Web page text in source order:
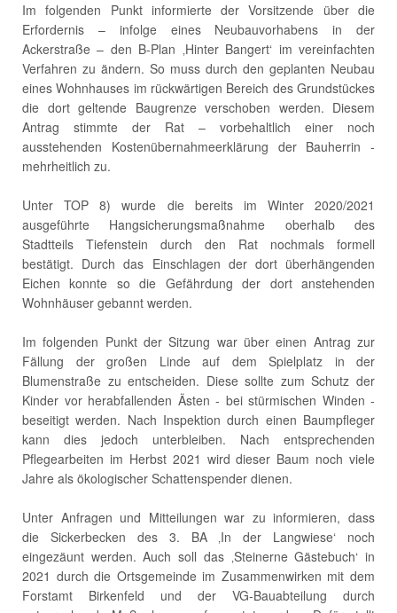
Im folgenden Punkt informierte der Vorsitzende über die
Erfordernis – infolge eines Neubauvorhabens in der
Ackerstraße – den B-Plan ‚Hinter Bangert‘ im vereinfachten
Verfahren zu ändern. So muss durch den geplanten Neubau
eines Wohnhauses im rückwärtigen Bereich des Grundstückes
die dort geltende Baugrenze verschoben werden. Diesem
Antrag stimmte der Rat – vorbehaltlich einer noch
ausstehenden Kostenübernahmeerklärung der Bauherrin -
mehrheitlich zu.
Unter TOP 8) wurde die bereits im Winter 2020/2021
ausgeführte Hangsicherungsmaßnahme oberhalb des
Stadtteils Tiefenstein durch den Rat nochmals formell
bestätigt. Durch das Einschlagen der dort überhängenden
Eichen konnte so die Gefährdung der dort anstehenden
Wohnhäuser gebannt werden.
Im folgenden Punkt der Sitzung war über einen Antrag zur
Fällung der großen Linde auf dem Spielplatz in der
Blumenstraße zu entscheiden. Diese sollte zum Schutz der
Kinder vor herabfallenden Ästen - bei stürmischen Winden -
beseitigt werden. Nach Inspektion durch einen Baumpfleger
kann dies jedoch unterbleiben. Nach entsprechenden
Pflegearbeiten im Herbst 2021 wird dieser Baum noch viele
Jahre als ökologischer Schattenspender dienen.
Unter Anfragen und Mitteilungen war zu informieren, dass
die Sickerbecken des 3. BA ‚In der Langwiese‘ noch
eingezäunt werden. Auch soll das ‚Steinerne Gästebuch‘ in
2021 durch die Ortsgemeinde im Zusammenwirken mit dem
Forstamt Birkenfeld und der VG-Bauabteilung durch